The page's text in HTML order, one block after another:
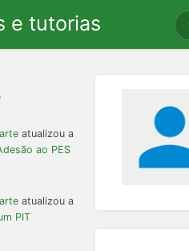
e tutorias
atualizou a
ao PES
atualizou a
PIT